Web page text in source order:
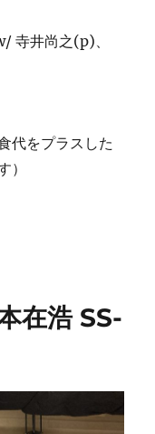
寺井尚之(p)、
代をプラスした
）
在浩 SS-